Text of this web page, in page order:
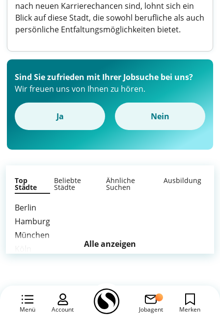
nach neuen Karrierechancen sind, lohnt sich ein
Blick auf diese Stadt, die sowohl berufliche als auch
persönliche Entfaltungsmöglichkeiten bietet.
Menü Account Jobagent Merken
Sind Sie zufrieden mit Ihrer Jobsuche bei uns?
Wir freuen uns von Ihnen zu hören.
Ja Nein
Top
Städte
Beliebte
Städte
Ähnliche
Suchen
Ausbildung
Berlin
Hamburg
München
Leipzig
Alle anzeigen